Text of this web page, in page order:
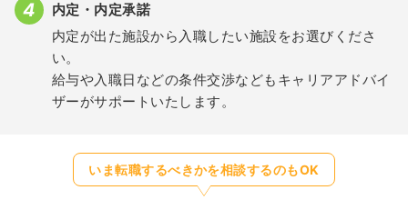
内定・内定承諾
内定が出た施設から入職したい施設をお選びくださ
い。
給与や入職日などの条件交渉などもキャリアアドバイ
ザーがサポートいたします。
いま転職するべきかを相談するのもOK